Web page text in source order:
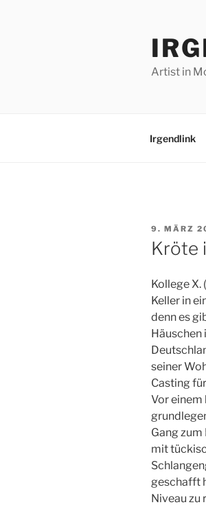
Artist in
Irgendlink
AM
9. MÄRZ
Kröte
Kollege
Keller in
denn es
seiner
Casting für
Vor einem
Gang
mit
geschafft
Niveau zu